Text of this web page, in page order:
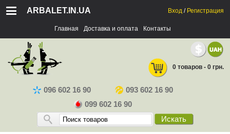
ARBALET.IN.UA
Главная Доставка и оплата Контакты
Вход / Регистрация
096 602 16 90
093 602 16 90
099 602 16 90
Искать
0 товаров - 0 грн.